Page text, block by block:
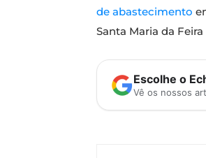
de abastecimento
Santa Maria da
Escolhe o
Vê os nossos